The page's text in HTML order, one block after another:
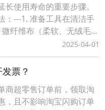
使用寿命的重要步骤。
：---1. 准备工具在清洁手
纤维布（柔软、无绒毛，
醇酒精或专用手机清洁液
清洁剂）- 棉签或软刷（用
（可选，用于清除灰
2025-04-01
票？
商超零售订单前，领取淘
，且不影响淘宝闪购订单